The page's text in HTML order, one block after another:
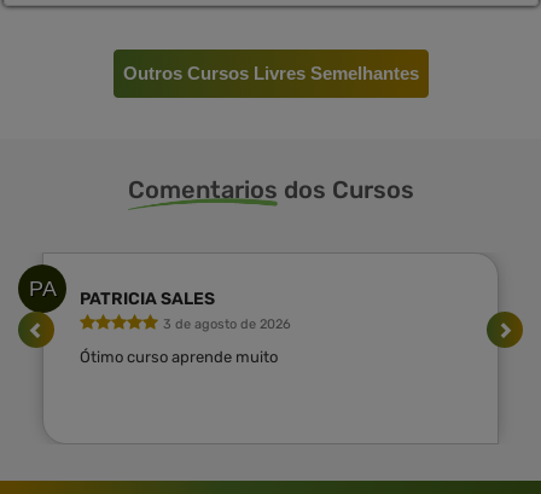
Outros Cursos Livres Semelhantes
Comentarios dos Cursos
PA PATRICIA SALES
3 de agosto de 2026
Ótimo curso aprende muito